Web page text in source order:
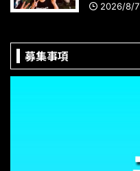
2026/8/7
募集事項